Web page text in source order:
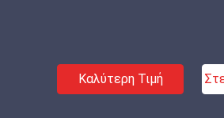
Καλύτερη Τιμή